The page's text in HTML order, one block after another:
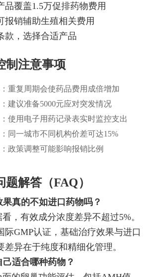
品覆盖1.5万促排药物费用
报销辅助生殖相关费用
款，选择合适产品
制注意事项
重复周期会使药品费用成倍增加
建议准备5000元应对突发情况
使用电子用药记录表实时监控支出
同一城市不同机构价差可达15%
政策调整可能影响报销比例
解答（FAQ）
真的不如进口药物吗？
，有效成分浓度差异不超过5%。
际GMP认证，基础治疗效果与进口
差异在于纯度和精细化管理。
适合哪种药物？